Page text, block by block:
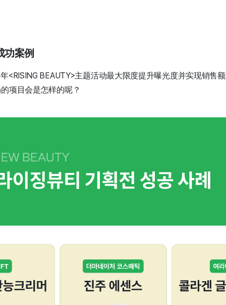
功案例
<RISING BEAUTY>主题活动最大限度提升曝光度并实现销售
项目会是怎样的呢？